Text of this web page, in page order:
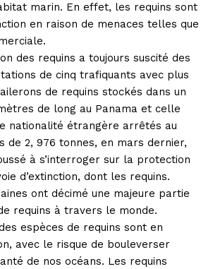
marin. En effet, les requins sont
en raison de menaces telles que
des requins a toujours suscité des
de cinq trafiquants avec plus
de requins stockés dans un
de long au Panama et celle
nationalité étrangère arrêtés au
de 2, 976 tonnes, en mars dernier,
à s’interroger sur la protection
d’extinction, dont les requins.
ont décimé une majeure partie
requins à travers le monde.
espèces de requins sont en
avec le risque de bouleverser
de nos océans. Les requins